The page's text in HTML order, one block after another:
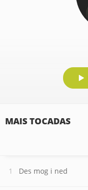
MAIS TOCADAS
Des mog i ned